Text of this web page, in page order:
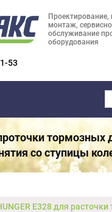
Проектирование,
монтаж,
обслуживание
оборудования
53
тормозных
со ступицы
E328 для